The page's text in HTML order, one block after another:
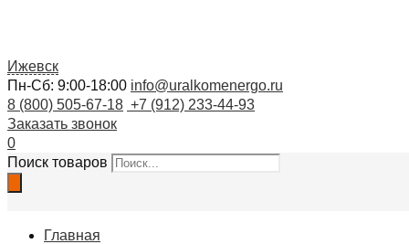
Ижевск
Пн-Сб: 9:00-18:00 info@uralkomenergo.ru
8 (800) 505-67-18 +7 (912) 233-44-93
Заказать звонок
0
Поиск товаров
Главная